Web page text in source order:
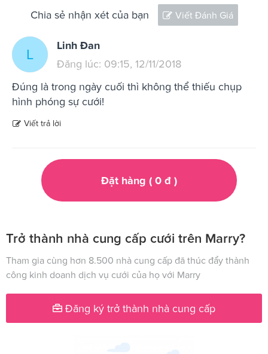
Chia sẻ nhận xét của bạn Viết Đánh Giá
L
Linh Đan
Đăng lúc: 09:15, 12/11/2018
Đúng là trong ngày cuối thì không thể thiếu chụp
hình phóng sự cưới!
Viết trả lời
Đặt hàng ( 0đ )
Trở thành nhà cung cấp cưới trên Marry?
Tham gia cùng hơn 8.500 nhà cung cấp đã thúc đẩy thành
công kinh doanh dịch vụ cưới của họ với Marry
Đăng ký trở thành nhà cung cấp